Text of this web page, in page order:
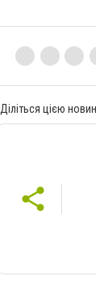
Діліться цією